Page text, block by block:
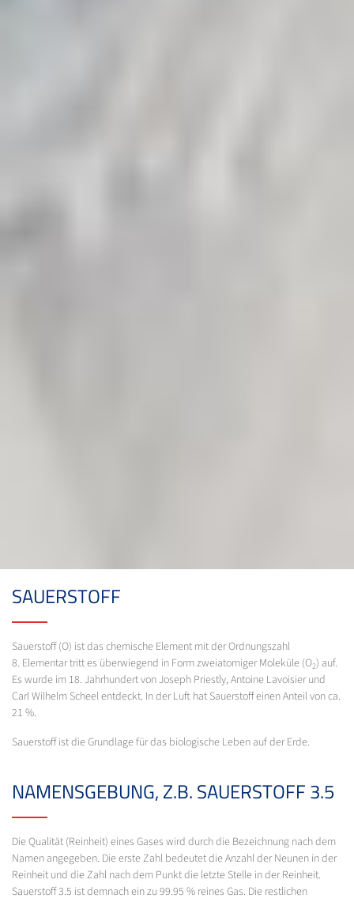
SAUERSTOFF
Sauerstoff (O) ist das chemische Element mit der Ordnungszahl
8. Elementar tritt es überwiegend in Form zweiatomiger Moleküle (O2) auf.
Es wurde im 18. Jahrhundert von Joseph Priestly, Antoine Lavoisier und
Carl Wilhelm Scheel entdeckt. In der Luft hat Sauerstoff einen Anteil von ca.
21 %.
Sauerstoff ist die Grundlage für das biologische Leben auf der Erde.
NAMENSGEBUNG, Z.B. SAUERSTOFF 3.5
Die Qualität (Reinheit) eines Gases wird durch die Bezeichnung nach dem
Namen angegeben. Die erste Zahl bedeutet die Anzahl der Neunen in der
Reinheit und die Zahl nach dem Punkt die letzte Stelle in der Reinheit.
Sauerstoff 3.5 ist demnach ein zu 99.95 % reines Gas. Die restlichen